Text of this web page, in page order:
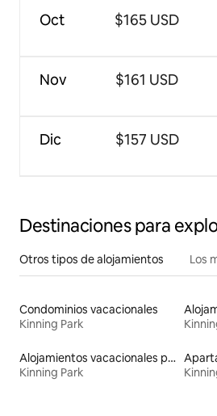
Oct
Nov
Dic
$165 USD
$161 USD
$157 USD
Destinaciones para
Otros tipos de alojamientos Los
Condominios vacacionales
Kinning Park
Alojamientos vacacionales para familias
Kinning Park